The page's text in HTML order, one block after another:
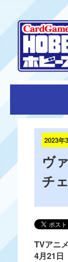
2023年
ヴ
チ
TVアニ
4月21日